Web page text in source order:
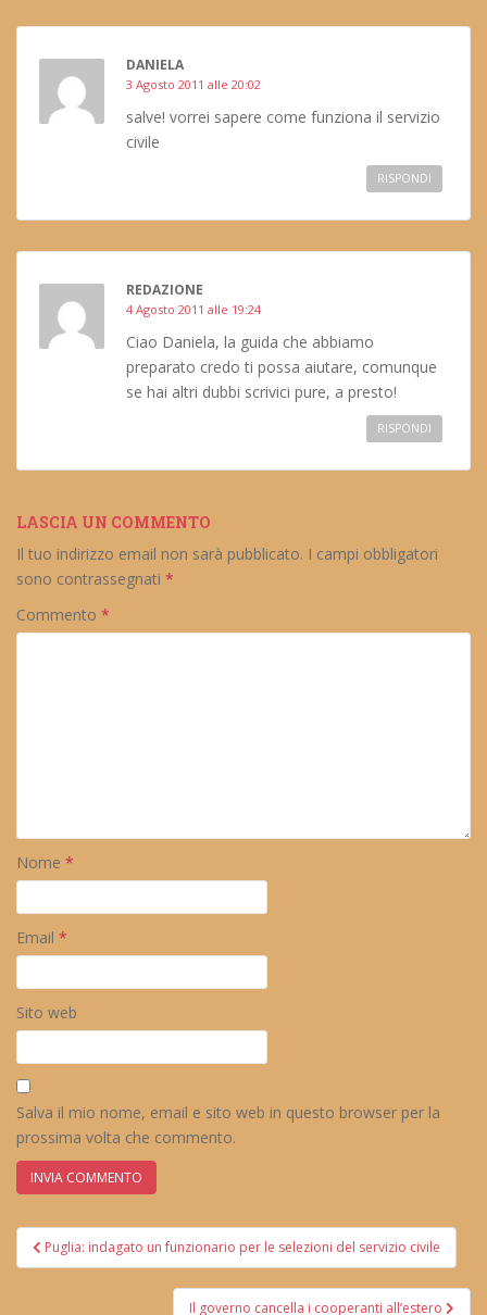
DANIELA
3 Agosto 2011 alle 20:02
salve! vorrei sapere come funziona il servizio
civile
RISPONDI
REDAZIONE
4 Agosto 2011 alle 19:24
Ciao Daniela, la guida che abbiamo
preparato credo ti possa aiutare, comunque
se hai altri dubbi scrivici pure, a presto!
RISPONDI
LASCIA UN COMMENTO
Il tuo indirizzo email non sarà pubblicato. I campi obbligatori
sono contrassegnati *
Commento *
Nome *
Email *
Sito web
Salva il mio nome, email e sito web in questo browser per la
prossima volta che commento.
Navigazione
articoli
Puglia: indagato un funzionario per le selezioni del servizio civile
Il governo cancella i cooperanti all’estero